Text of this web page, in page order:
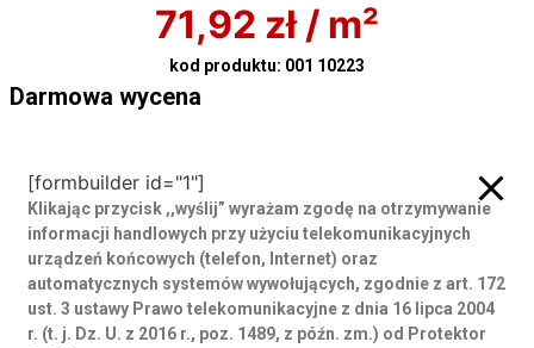
71,92 zł / m²
kod produktu: 001 10223
Darmowa wycena
[formbuilder id="1"]
Klikając przycisk ,,wyślij” wyrażam zgodę na otrzymywanie
informacji handlowych przy użyciu telekomunikacyjnych
urządzeń końcowych (telefon, Internet) oraz
automatycznych systemów wywołujących, zgodnie z art. 172
ust. 3 ustawy Prawo telekomunikacyjne z dnia 16 lipca 2004
r. (t. j. Dz. U. z 2016 r., poz. 1489, z późn. zm.) od Protektor